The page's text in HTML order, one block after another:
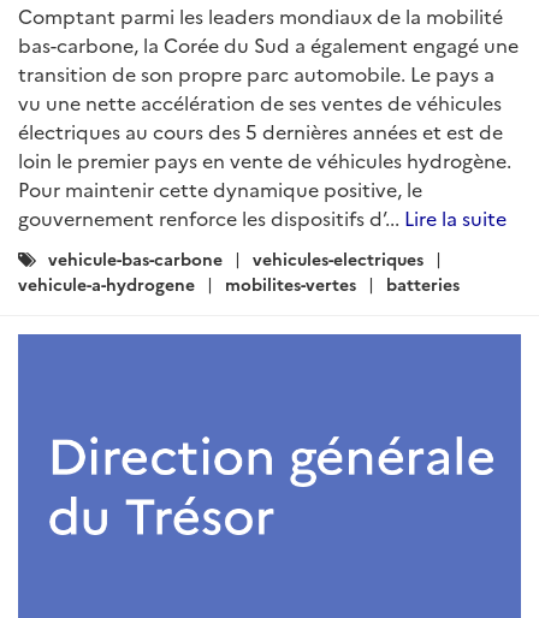
Comptant parmi les leaders mondiaux de la mobilité
bas-carbone, la Corée du Sud a également engagé une
transition de son propre parc automobile. Le pays a
vu une nette accélération de ses ventes de véhicules
électriques au cours des 5 dernières années et est de
loin le premier pays en vente de véhicules hydrogène.
Pour maintenir cette dynamique positive, le
gouvernement renforce les dispositifs d’... Lire la suite
Catégories
:
vehicule-bas-carbone
vehicules-electriques
vehicule-a-hydrogene
mobilites-vertes batteries